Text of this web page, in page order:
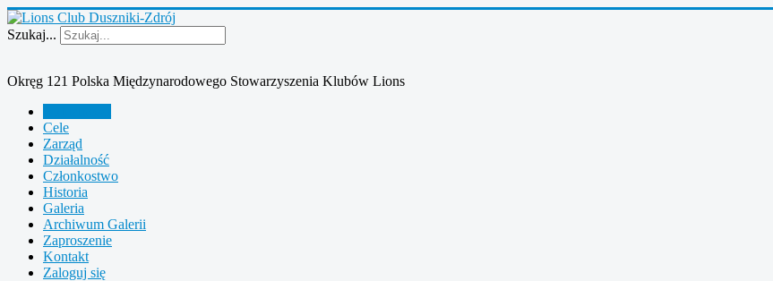
Szukaj...
Okręg 121 Polska Międzynarodowego Stowarzyszenia Klubów Lions
Cele
Zarząd
Działalność
Członkostwo
Historia
Galeria
Archiwum Galerii
Zaproszenie
Kontakt
Zaloguj się